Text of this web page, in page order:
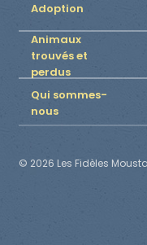
Adoption
Animaux
trouvés et
perdus
Qui sommes-
nous
© 2026 Les Fidèles